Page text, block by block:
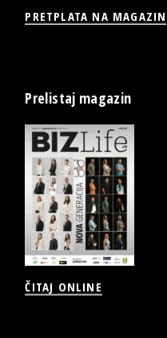
PRETPLATA NA MAGAZIN
Prelistaj magazin
ČITAJ ONLINE